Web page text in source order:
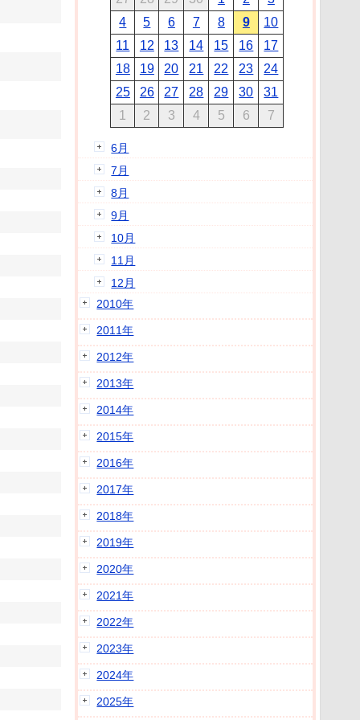
4
5 6 7 8 9
10
11
12 13 14 15 16
17
18
19 20 21 22 23
24
25
26 27 28 29 30
31
1
2 3 4 5 6 7
6月
7月
8月
9月
10月
11月
12月
2010年
2011年
2012年
2013年
2014年
2015年
2016年
2017年
2018年
2019年
2020年
2021年
2022年
2023年
2024年
2025年